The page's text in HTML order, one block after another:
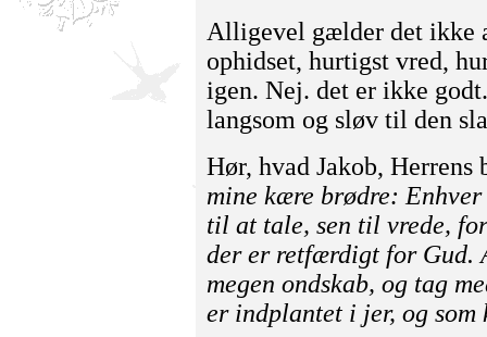
Alligevel gælder det ikke
ophidset, hurtigst vred,
igen. Nej. det er ikke
langsom og sløv til den
Hør, hvad Jakob,
mine kære brødre:
til at tale, sen til vrede,
der er retfærdigt for Gud.
megen ondskab, og tag
er indplantet i jer, og som